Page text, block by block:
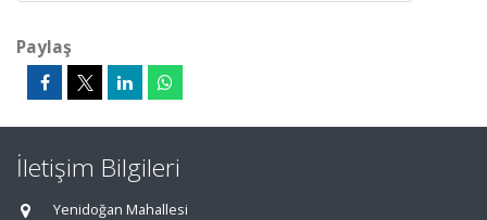
Paylaş
İletişim Bilgileri
Yenidoğan Mahallesi